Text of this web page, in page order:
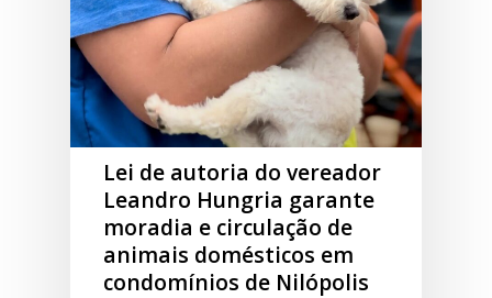
Lei de autoria do vereador
Leandro Hungria garante
moradia e circulação de
animais domésticos em
condomínios de Nilópolis